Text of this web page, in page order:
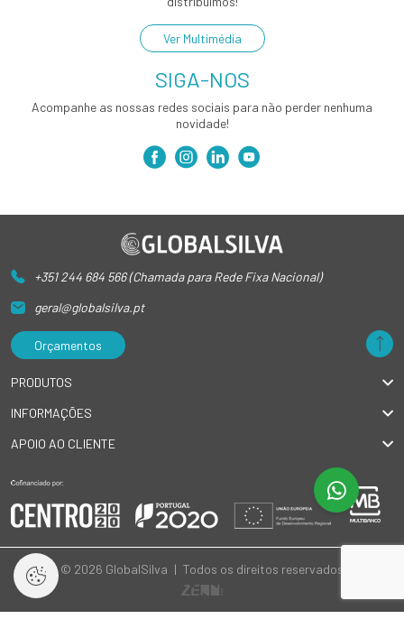
Ver Multimédia
SIGA-NOS
Acompanhe as nossas redes sociais para não perder nenhuma
novidade!
+351 244 684 566 (Chamada para Rede Fixa Nacional)
geral@globalsilva.pt
Orçamentos
PRODUTOS
INFORMAÇÕES
APOIO AO CLIENTE
© 2026 GlobalSilva | Todos os direitos reservados